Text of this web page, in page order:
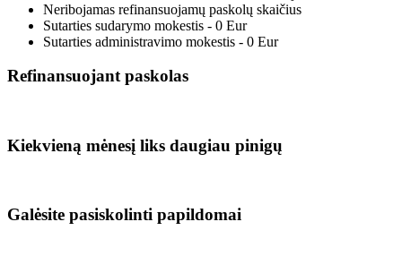
Neribojamas refinansuojamų paskolų skaičius
Sutarties sudarymo mokestis - 0 Eur
Sutarties administravimo mokestis - 0 Eur
Refinansuojant paskolas
Kiekvieną mėnesį liks daugiau pinigų
Galėsite pasiskolinti papildomai